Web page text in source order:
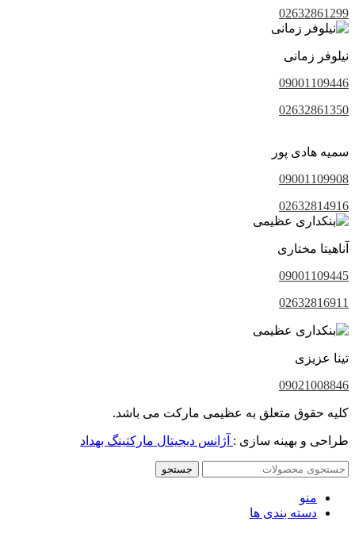
02632861299
نیلوفر زمانی
09001109446
02632861350
سمیه هادی پور
09001109908
02632814916
آناهیتا مختاری
09001109445
02632816911
تینا عزیزی
09021008846
کلیه حقوق متعلق به عظیمی مارکت می باشد.
طراحی و بهینه سازی : آژانس دیجیتال مارکتینگ بهداد
جستجو
منو
دسته بندی ها